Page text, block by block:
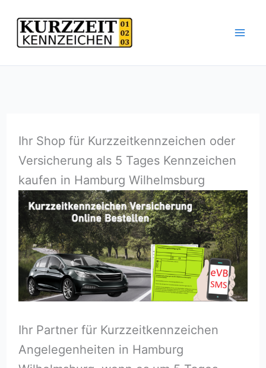
Inhalt
springen
Ihr Shop für Kurzzeitkennzeichen oder
Versicherung als 5 Tages Kennzeichen
kaufen in Hamburg Wilhelmsburg
Ihr Partner für Kurzzeitkennzeichen
Angelegenheiten in Hamburg